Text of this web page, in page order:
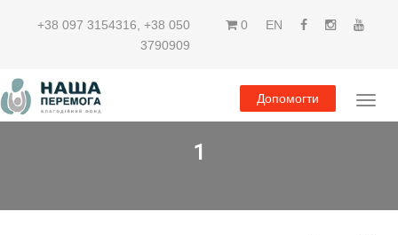
+38 097 3154316 +38 050
3790909
0 EN
Допомогти
1